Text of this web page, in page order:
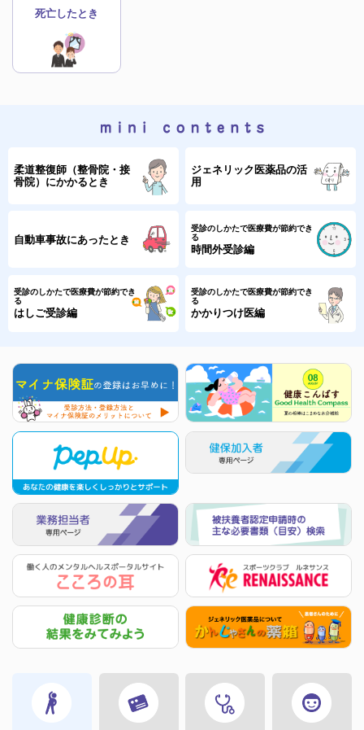
接骨院・整骨院にかかるにあたり 知っておいていただきたいこと
2023年04月01日
ホームページをリニューアルしました！
健康保険の傷病手当金の支給期間が通算化されます
マイナンバーカードの健康保険証利用について
新型コロナウイルス感染症についてのお知らせ
がん相談ホットラインについて
2015年03月06日
INFO
2013年09月06日
整骨院・接骨院で健康保険が使える場合、使えない場合
健康管理
2013年08月27日
もっと上手に使おう！ジェネリック薬
死亡したとき
柔道整復師（整骨院・接
骨院）にかかるとき
ジェネリック医薬品の活
用
自動車事故にあったとき
受診のしかたで医療費が節約でき
る
時間外受診編
受診のしかたで医療費が節約でき
る
はしご受診編
受診のしかたで医療費が節約でき
る
かかりつけ医編